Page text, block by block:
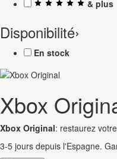
& plus
Disponibilité›
En stock
Xbox
Xbox Original: restaurez
3-5 jours depuis l'Espagne.